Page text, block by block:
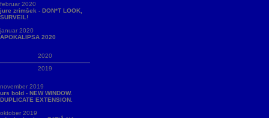
februar 2020
jure zrimšek - DON*T LOOK,
SURVEIL!
januar 2020
APOKALIPSA 2020
2020
2019
november 2019
urs bold - NEW WINDOW.
DUPLICATE EXTENSION.
oktober 2019